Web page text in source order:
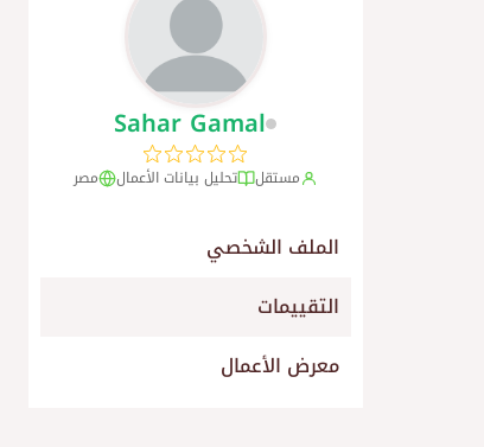
Sahar Gamal
مستقل تحليل بيانات الأعمال مصر
الملف الشخصي
التقييمات
معرض الأعمال